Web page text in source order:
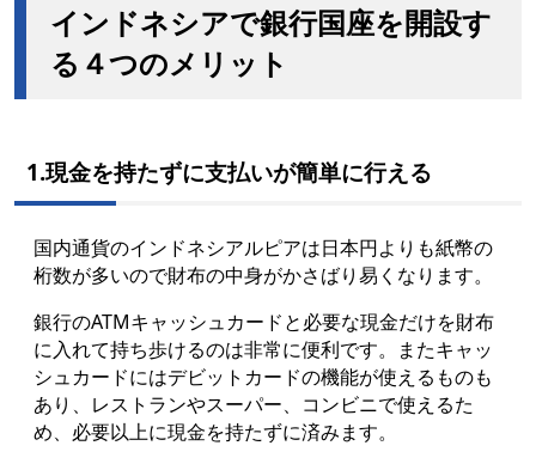
インドネシアで銀行国座を開設す
る４つのメリット
1.現金を持たずに支払いが簡単に行える
国内通貨のインドネシアルピアは日本円よりも紙幣の
桁数が多いので財布の中身がかさばり易くなります。
銀行のATMキャッシュカードと必要な現金だけを財布
に入れて持ち歩けるのは非常に便利です。またキャッ
シュカードにはデビットカードの機能が使えるものも
あり、レストランやスーパー、コンビニで使えるた
め、必要以上に現金を持たずに済みます。